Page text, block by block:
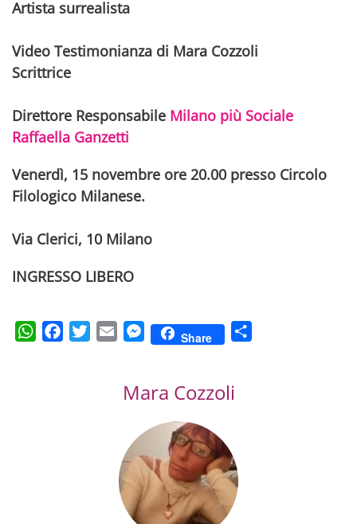
Artista surrealista
Video Testimonianza di Mara Cozzoli
Scrittrice
Direttore Responsabile Milano più Sociale
Raffaella Ganzetti
Venerdì, 15 novembre ore 20.00 presso Circolo
Filologico Milanese.
Via Clerici, 10 Milano
INGRESSO LIBERO
WhatsAppFacebookTwitterEmail Messenger
Share
Mara Cozzoli